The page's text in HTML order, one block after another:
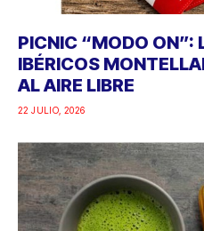
PICNIC “MODO ON”:
IBÉRICOS
AL AIRE LIBRE
22 JULIO, 2026